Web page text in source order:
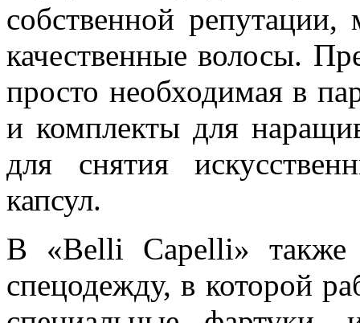
собственной
качественные волосы.
просто необходимая в
и комплекты для
для снятия
капсул.
В «Belli Capelli» также
спецодежду, в которой